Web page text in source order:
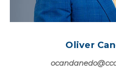
Oliver